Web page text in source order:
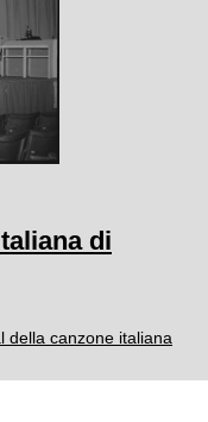
di
della canzone italiana